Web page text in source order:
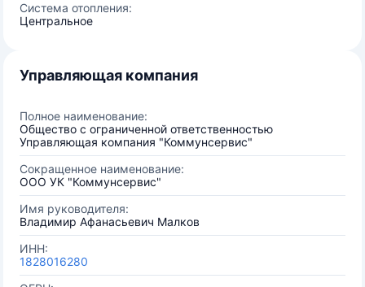
Система отопления:
Центральное
Управляющая компания
Полное наименование:
Общество с ограниченной ответственностью
Управляющая компания "Коммунсервис"
Сокращенное наименование:
ООО УК "Коммунсервис"
Имя руководителя:
Владимир Афанасьевич Малков
ИНН:
1828016280